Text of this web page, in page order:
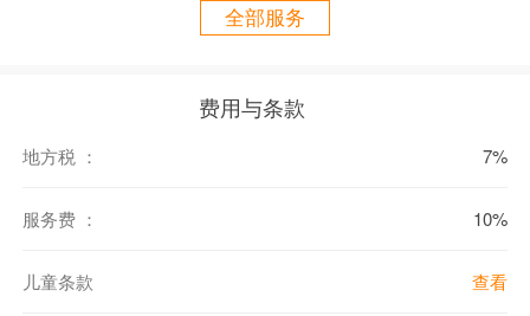
卧室2和卧室3，均配有两张单人床，独立浴室（淋浴）
别墅设施：
阳光躺椅
空调
全部服务
费用与条款
地方税 ： 7%
服务费 ： 10%
儿童条款 查看